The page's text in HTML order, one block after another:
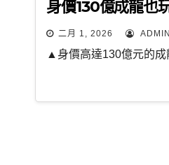
身價130億成龍
二月 1, 2026
▲身價高達130億元的